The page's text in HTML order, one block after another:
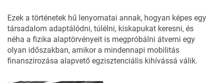
Ezek a történetek hű lenyomatai annak, hogyan képes egy
társadalom adaptálódni, túlélni, kiskapukat keresni, és
néha a fizika alaptörvényeit is megpróbálni átverni egy
olyan időszakban, amikor a mindennapi mobilitás
finanszírozása alapvető egzisztenciális kihívássá válik.